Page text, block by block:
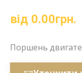
від 0.00грн.
Поршень